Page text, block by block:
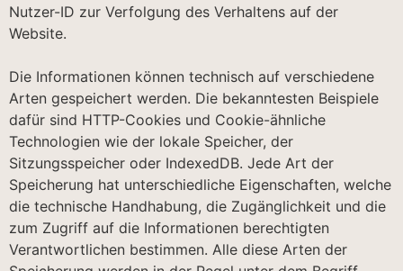
Nutzer-ID zur Verfolgung des Verhaltens auf der
Website.
Die Informationen können technisch auf verschiedene
Arten gespeichert werden. Die bekanntesten Beispiele
dafür sind HTTP-Cookies und Cookie-ähnliche
Technologien wie der lokale Speicher, der
Sitzungsspeicher oder IndexedDB. Jede Art der
Speicherung hat unterschiedliche Eigenschaften, welche
die technische Handhabung, die Zugänglichkeit und die
zum Zugriff auf die Informationen berechtigten
Verantwortlichen bestimmen. Alle diese Arten der